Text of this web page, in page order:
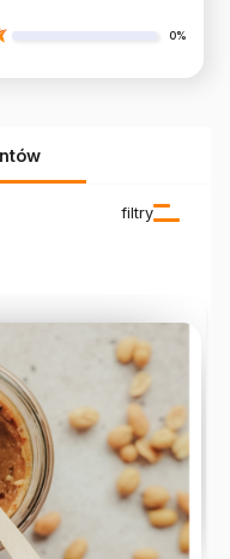
0%
filtry